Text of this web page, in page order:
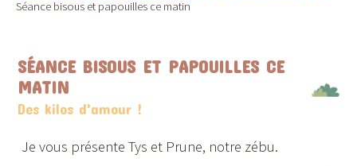
Séance bisous et papouilles ce matin
SÉANCE BISOUS ET PAPOUILLES CE
MATIN
Des kilos d'amour !
Je vous présente Tys et Prune, notre zébu.